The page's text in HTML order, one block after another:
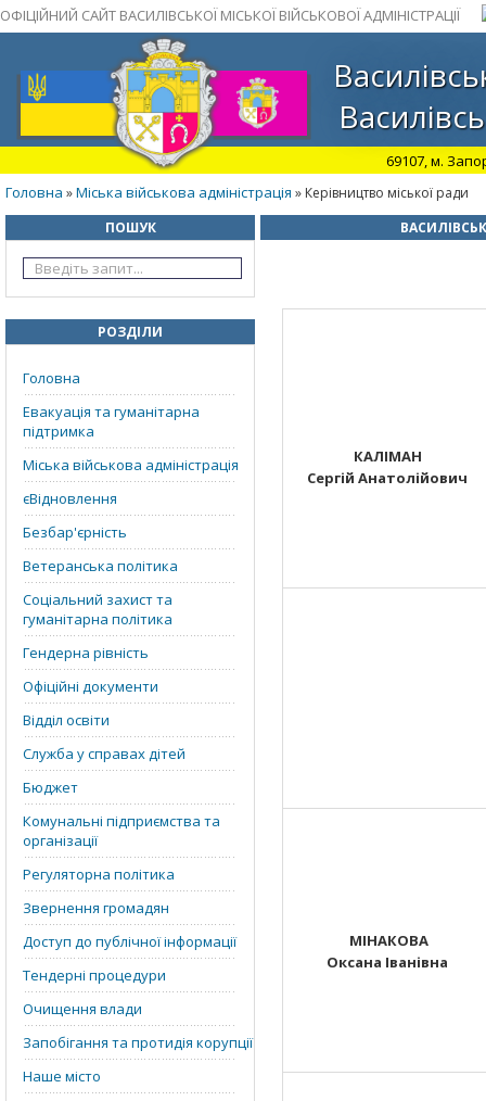
ОФІЦІЙНИЙ САЙТ ВАСИЛІВСЬКОЇ МІСЬКОЇ ВІЙСЬКОВОЇ АДМІНІСТРАЦІЇ
69107, м.
Головна »Міська військова адміністрація » Керівництво міської ради
ПОШУК
РОЗДІЛИ
Головна
Евакуація та гуманітарна
підтримка
Міська військова адміністрація
єВідновлення
Безбар'єрність
Ветеранська політика
Соціальний захист та
гуманітарна політика
Гендерна рівність
Офіційні документи
Відділ освіти
Служба у справах дітей
Бюджет
Комунальні підприємства та
організації
Регуляторна політика
Звернення громадян
Доступ до публічної інформації
Тендерні процедури
Очищення влади
Запобігання та протидія корупції
Наше місто
КАЛІМАН
Сергій Анатолійович
МІНАКОВА
Оксана Іванівна